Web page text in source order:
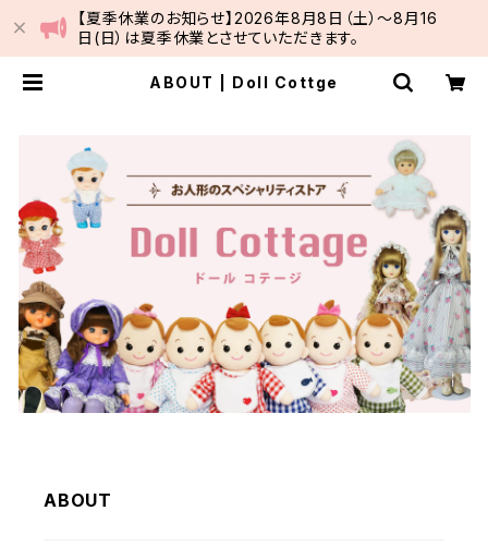
【夏季休業のお知らせ】2026年8月8日（土）～8月16
日(日）は夏季休業とさせていただきます。
ABOUT | Doll Cottge
ABOUT